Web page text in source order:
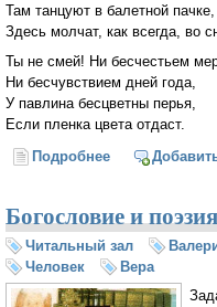
Там танцуют в балетной пачке,
Здесь молчат, как всегда, во
Ты не смей! Ни бесчестьем
Ни бесчувствием дней года,
У павлина бесцветны перья,
Если пленка цвета отдаст.
Подробнее о Не забыли....
Богословие и
Читальный зал
Человек
Вера